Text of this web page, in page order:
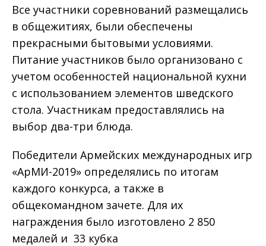
Все участники соревнований размещались
в общежитиях, были обеспечены
прекрасными бытовыми условиями.
Питание участников было организовано с
учетом особенностей национальной кухни
с использованием элементов шведского
стола. Участникам предоставлялись на
выбор два-три блюда.
Победители Армейских международных игр
«АрМИ-2019» определялись по итогам
каждого конкурса, а также в
общекомандном зачете. Для их
награждения было изготовлено 2 850
медалей и 33 кубка